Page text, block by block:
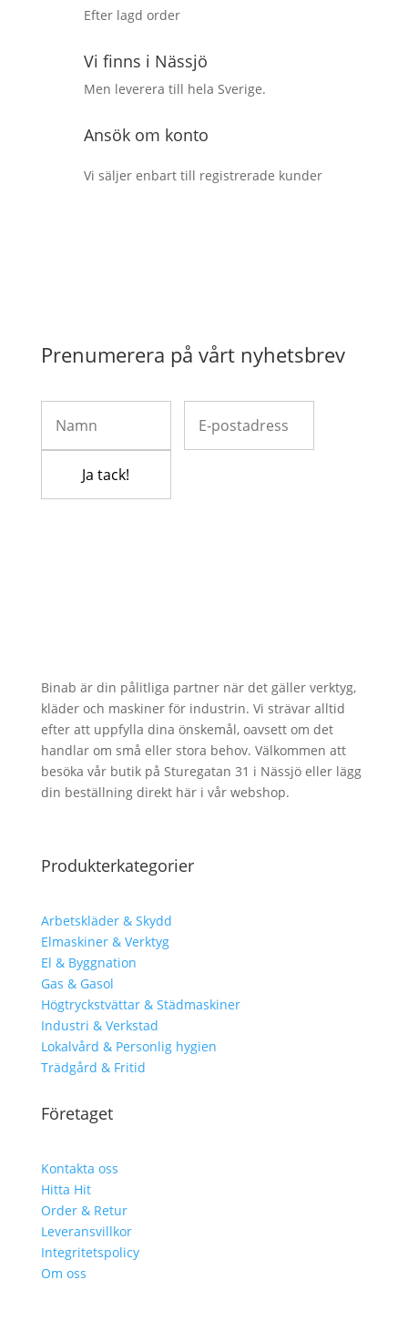
Efter lagd order
Vi finns i Nässjö
Men leverera till hela Sverige.
Ansök om konto
Vi säljer enbart till registrerade kunder
Prenumerera på vårt nyhetsbrev
Binab är din pålitliga partner när det gäller verktyg,
kläder och maskiner för industrin. Vi strävar alltid
efter att uppfylla dina önskemål, oavsett om det
handlar om små eller stora behov. Välkommen att
besöka vår butik på Sturegatan 31 i Nässjö eller lägg
din beställning direkt här i vår webshop.
Produkterkategorier
Arbetskläder & Skydd
Elmaskiner & Verktyg
El & Byggnation
Gas & Gasol
Högtryckstvättar & Städmaskiner
Industri & Verkstad
Lokalvård & Personlig hygien
Trädgård & Fritid
Företaget
Kontakta oss
Hitta Hit
Order & Retur
Leveransvillkor
Integritetspolicy
Om oss